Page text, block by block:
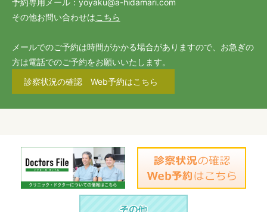
予約専用メール： yoyaku@a-hidamari.com
その他お問い合わせはこちら
メールでのご予約は時間がかかる場合がありますので、お急ぎの
方は電話でのご予約をお願いいたします。
診察状況の確認 Web予約はこちら